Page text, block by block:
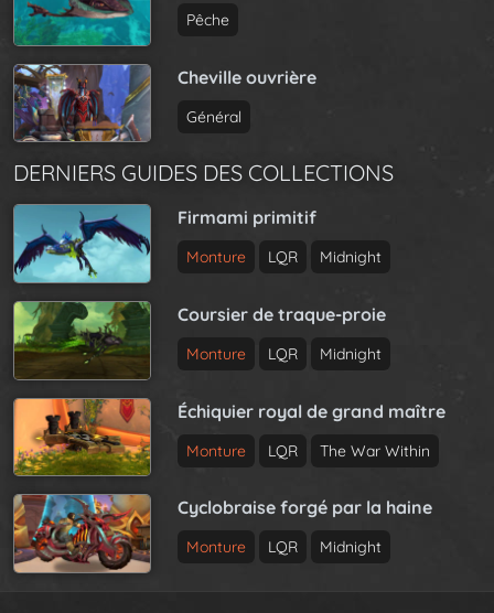
Pêche
Cheville ouvrière
Général
DERNIERS GUIDES DES COLLECTIONS
Firmami primitif
Monture LQR Midnight
Coursier de traque-proie
Monture LQR Midnight
Échiquier royal de grand maître
Monture LQR The War Within
Cyclobraise forgé par la haine
Monture LQR Midnight